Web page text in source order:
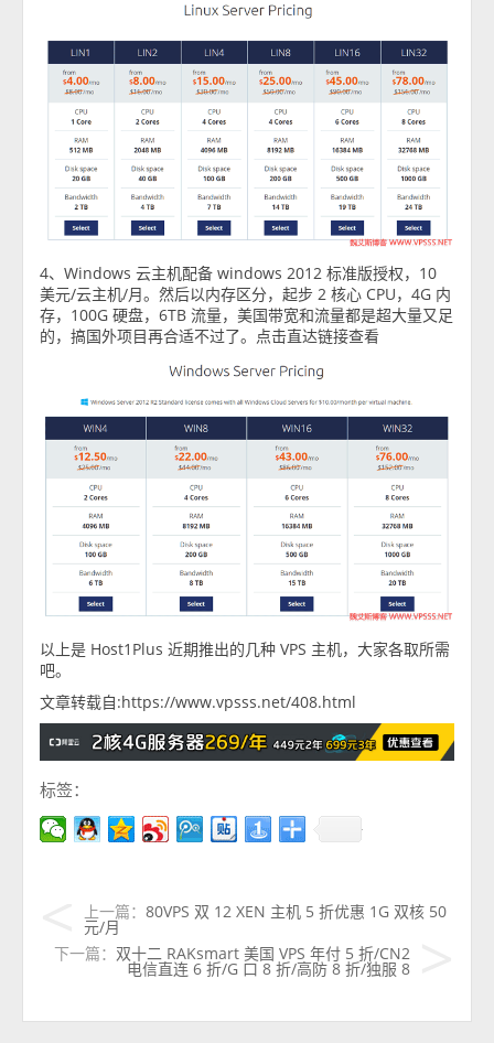
4、Windows 云主机配备 windows 2012 标准版授权，10
美元/云主机/月。然后以内存区分，起步 2 核心 CPU，4G 内
存，100G 硬盘，6TB 流量，美国带宽和流量都是超大量又足
的，搞国外项目再合适不过了。点击直达链接查看
以上是 Host1Plus 近期推出的几种 VPS 主机，大家各取所需
吧。
文章转载自:https://www.vpsss.net/408.html
标签：
上一篇： 80VPS 双 12 XEN 主机 5 折优惠 1G 双核 50
元/月
下一篇： 双十二 RAKsmart 美国 VPS 年付 5 折/CN2
电信直连 6 折/G 口 8 折/高防 8 折/独服 8